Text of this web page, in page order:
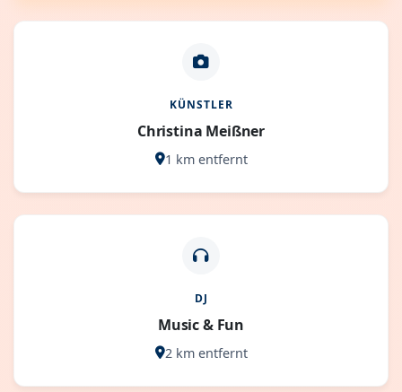
KÜNSTLER
Christina Meißner
1 km entfernt
DJ
Music & Fun
2 km entfernt